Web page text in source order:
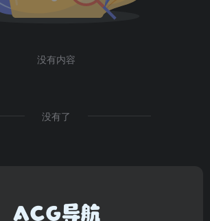
没有内容
没有了